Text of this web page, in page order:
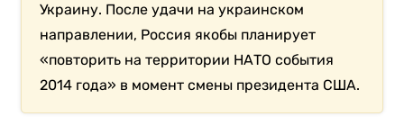
Украину. После удачи на украинском
направлении, Россия якобы планирует
«повторить на территории НАТО события
2014 года» в момент смены президента США.